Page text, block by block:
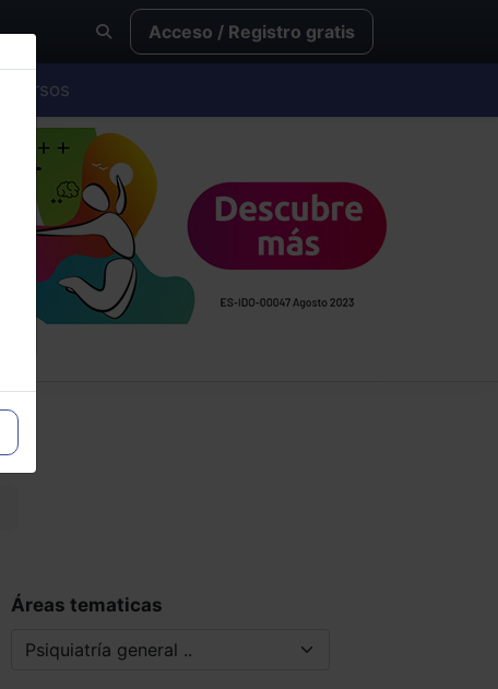
Acceso / Registro gratis
Cursos
Áreas tematicas